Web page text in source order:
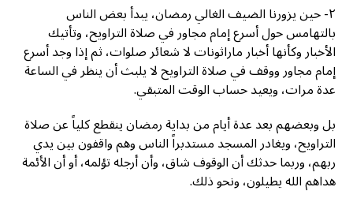
٢- حين يزورنا الضيف الغالي رمضان، يبدأ بعض الناس
بالتهامس حول أسرع إمام مجاور في صلاة التراويح، وتأتيك
الأخبار وكأنها أخبار ماراثونات لا شعائر صلوات، ثم إذا وجد أسرع
إمام مجاور ووقف في صلاة التراويح لا يلبث أن ينظر في الساعة
عدة مرات، ويعيد حساب الوقت المتبقي.
بل وبعضهم بعد عدة أيام من بداية رمضان ينقطع كلياً عن صلاة
التراويح، ويغادر المسجد مستدبراً الناس وهم واقفون بين يدي
ربهم، وربما حدثك أن الوقوف شاق، وأن أرجله تؤلمه، أو أن الأئمة
هداهم الله يطيلون، ونحو ذلك.